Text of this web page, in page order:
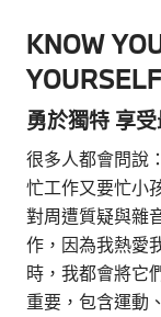
KNOW
YOURSELF
勇於獨特 享
很多人都會問說
忙工作又要忙小
對周遭質疑與雜
作，因為我熱愛
時，我都會將它
重要，包含運動